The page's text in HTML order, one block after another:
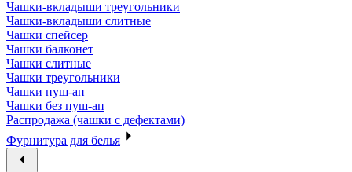
Чашки-вкладыши треугольники
Чашки-вкладыши слитные
Чашки спейсер
Чашки балконет
Чашки слитные
Чашки треугольники
Чашки пуш-ап
Чашки без пуш-ап
Распродажа (чашки с дефектами)
Фурнитура для белья